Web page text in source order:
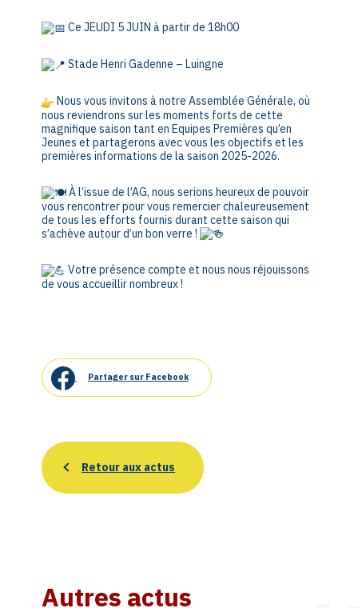
Ce JEUDI 5 JUIN à partir de 18h00
Stade Henri Gadenne – Luingne
Nous vous invitons à notre Assemblée Générale, où
nous reviendrons sur les moments forts de cette
magnifique saison tant en Equipes Premières qu’en
Jeunes et partagerons avec vous les objectifs et les
premières informations de la saison 2025-2026.
À l’issue de l’AG, nous serions heureux de pouvoir
vous rencontrer pour vous remercier chaleureusement
de tous les efforts fournis durant cette saison qui
s’achève autour d’un bon verre !
Votre présence compte et nous nous réjouissons
de vous accueillir nombreux !
Partager sur Facebook
Retour aux actus
Autres actus